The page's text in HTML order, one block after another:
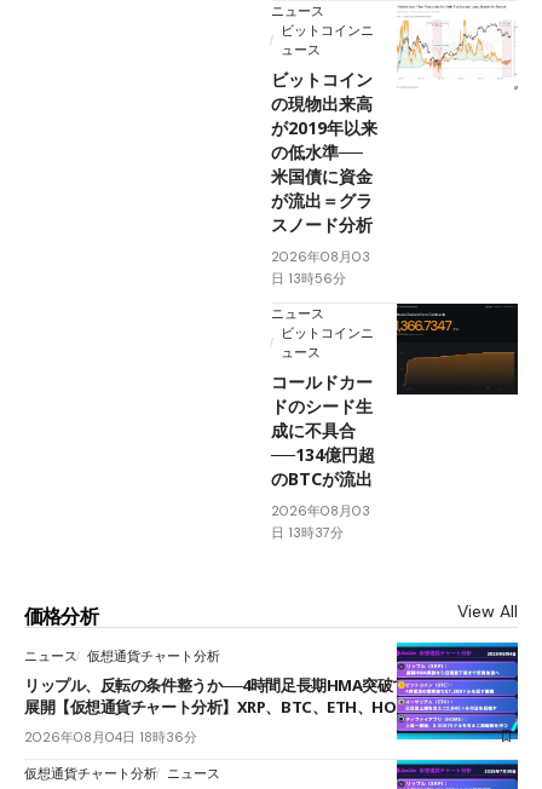
ニュース
ビットコインニ
ュース
ビットコイン
の現物出来高
が2019年以来
の低水準──
米国債に資金
が流出＝グラ
スノード分析
2026年08月03
日 13時56分
ニュース
ビットコインニ
ュース
コールドカー
ドのシード生
成に不具合
──134億円超
のBTCが流出
2026年08月03
日 13時37分
価格分析 View All
ニュース 仮想通貨チャート分析
リップル、反転の条件整うか──4時間足長期HMA突破で雲下端を目指す
展開【仮想通貨チャート分析】XRP、BTC、ETH、HOME
2026年08月04日 18時36分
仮想通貨チャート分析 ニュース